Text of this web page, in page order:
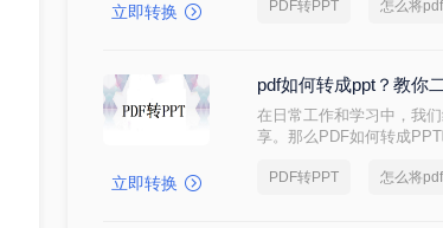
立即转换
绍三种方法，以帮助您将
PDF转PPT
立即转换
pdf如何转成ppt？教你
在日常工作和学习中，我
享。那么PDF如何转成
PDF转PPT